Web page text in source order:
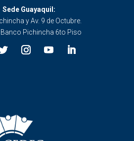
Sede Guayaquil:
y Av. 9 de Octubre.
Pichincha 6to Piso